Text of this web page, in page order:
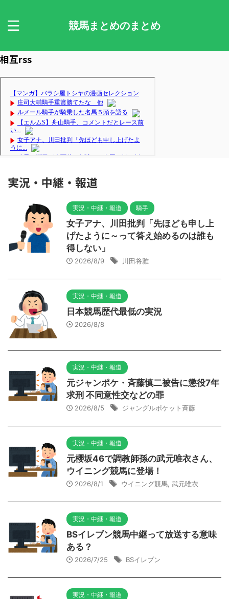
競馬まとめのまとめ
相互rss
実況・中継・報道
実況・中継・報道 騎手
女子アナ、川田批判「先ほども申し上
げたように～って答え始めるのは誰も
得しない」
2026/8/9 川田将雅
実況・中継・報道
日本競馬歴代最低の実況
2026/8/8
実況・中継・報道
元ジャンポケ・斉藤慎二被告に懲役7年
求刑 不同意性交などの罪
2026/8/5 ジャングルポケット斉藤
実況・中継・報道
元櫻坂46で調教師孫の武元唯衣さん、
ウイニング競馬に登場！
2026/8/1 ウイニング競馬 武元唯衣
実況・中継・報道
BSイレブン競馬中継って放送する意味
ある？
2026/7/25 BSイレブン
実況・中継・報道